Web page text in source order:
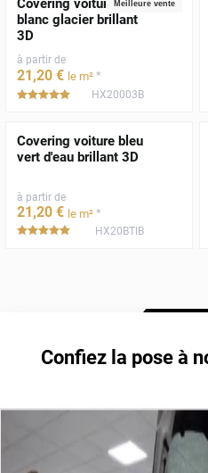
Meilleure vente
Covering voiture
blanc glacier brillant
3D
à partir de
21,20 € le m² *
*****HX20003B
Covering voiture bleu
vert d'eau brillant 3D
à partir de
21 ,20 € le m² *
*****HX20BTIB
Confiez la pose à